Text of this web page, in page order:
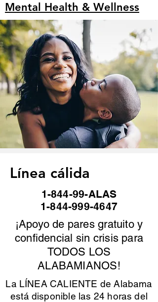
Mental Health & Wellness
Línea cálida
1-844-99-ALAS
1-844-999-4647
¡Apoyo de pares gratuito y
confidencial sin crisis para
TODOS LOS
ALABAMIANOS!
La LÍNEA CALIENTE de Alabama
está disponible las 24 horas del